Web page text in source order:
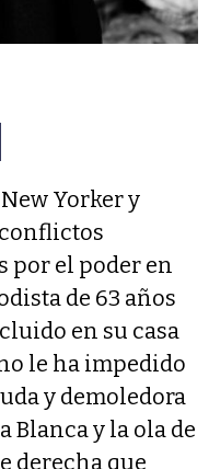
Yorker y
por el poder en
de 63 años
en su casa
le ha impedido
y demoledora
Blanca y la ola de
derecha que